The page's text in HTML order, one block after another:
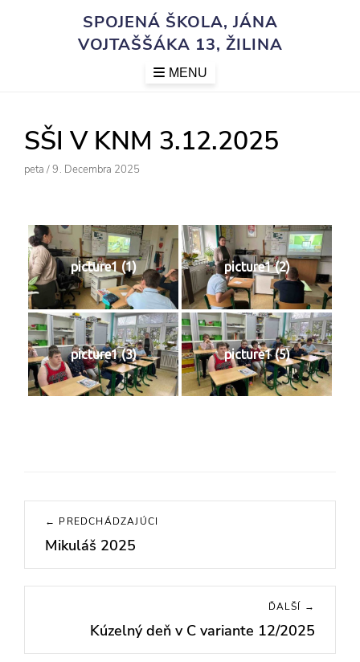
SPOJENÁ ŠKOLA, JÁNA
VOJTAŠŠÁKA 13, ŽILINA
MENU
SŠI V KNM 3.12.2025
Author
Peta /Posted
9. Decembra 2025
picture1 (1) picture1 (2)
picture1 (3) picture1 (5)
Navigácia
článku
← PREDCHÁDZAJÚCI
Previous
post:
Mikuláš 2025
ĎALŠÍ →
post:
Kúzelný deň v C variante 12/2025